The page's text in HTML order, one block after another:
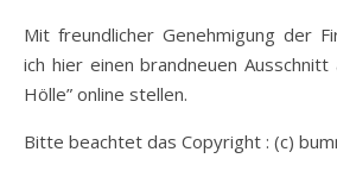
Mit freundlicher Genehmigung der Firma Bumm Film darf
ich hier einen brandneuen
Hölle” online stellen.
Bitte beachtet das Copyright : (c)